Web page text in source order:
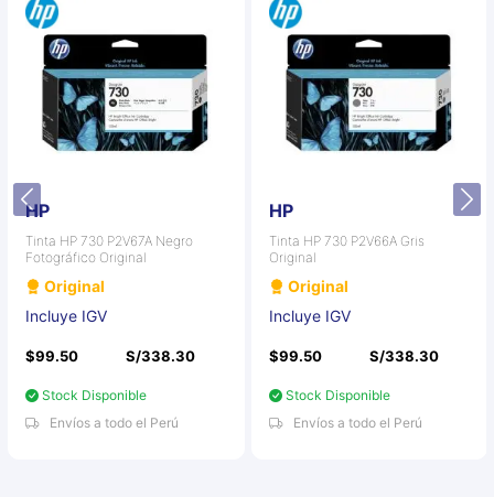
HP
Tinta HP 730 P2V67A Negro
Fotográfico Original
Original
Incluye IGV
$99.50 S/338.30
Stock Disponible
Envíos a todo el Perú
HP
Tinta HP 730 P2V66A Gris
Original
Original
Incluye IGV
$99.50 S/338.30
Stock Disponible
Envíos a todo el Perú